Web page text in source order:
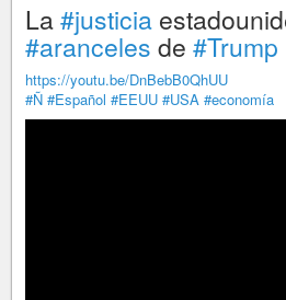
La#justicia
#aranceles de #Trump
https://youtu.be/DnBebB0QhUU
#Ñ #Español #EEUU #USA #economía